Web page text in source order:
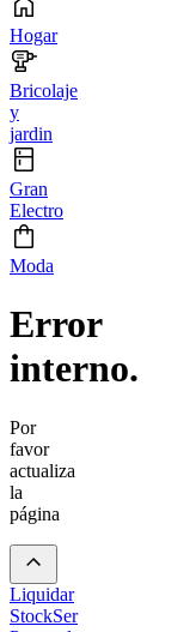
Hogar
Bricolaje
y
jardin
Gran
Electro
Moda
Error
interno.
Por
favor
actualiza
la
página
Liquidar
StockSer